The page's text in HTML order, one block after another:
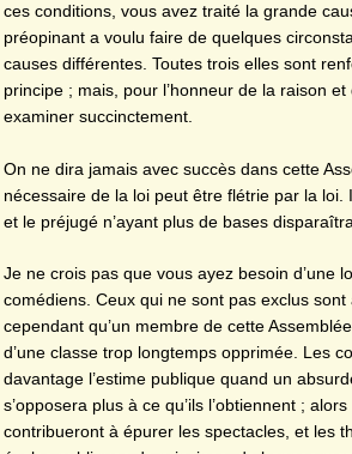
ces conditions, vous avez traité la grande
préopinant a voulu faire de quelques
causes différentes. Toutes trois elles sont
principe ; mais, pour l’honneur de la raison
examiner succinctement.
On ne dira jamais avec succès dans cette
nécessaire de la loi peut être flétrie par la loi.
et le préjugé n’ayant plus de bases disparaîtra.
Je ne crois pas que vous ayez besoin d’une
comédiens. Ceux qui ne sont pas exclus sont
cependant qu’un membre de cette
d’une classe trop longtemps opprimée. Les
davantage l’estime publique quand un
s’opposera plus à ce qu’ils l’obtiennent ;
contribueront à épurer les spectacles, et les